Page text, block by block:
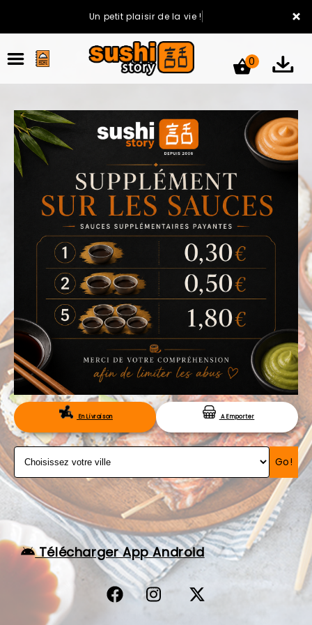
×
Un petit plaisir de la vie !
ACCUEIL
LA CARTE
VOTRE COMPTE
NOTRE RESTAURANT
VOS AVIS
MENTIONS LÉGALES
C.G.V
RÉSERVATION
0
En Livraison A Emporter
Go!
Télécharger App Android